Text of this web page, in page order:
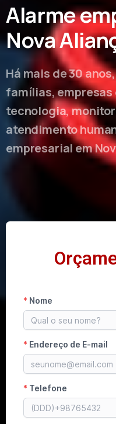
Alarme
Nova
Há mais de 30
famílias,
tecnologia,
atendimento
empresarial em